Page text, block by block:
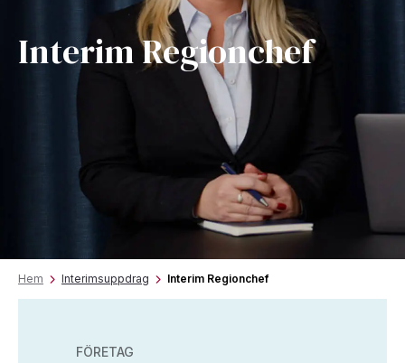
Interim Regionchef
Hem Interimsuppdrag Interim Regionchef
FÖRETAG